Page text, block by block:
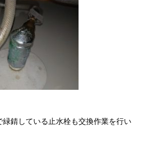
錆している止水栓も交換作業を行い